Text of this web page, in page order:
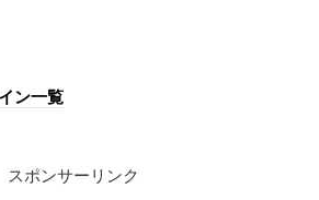
ン一覧
スポンサーリンク